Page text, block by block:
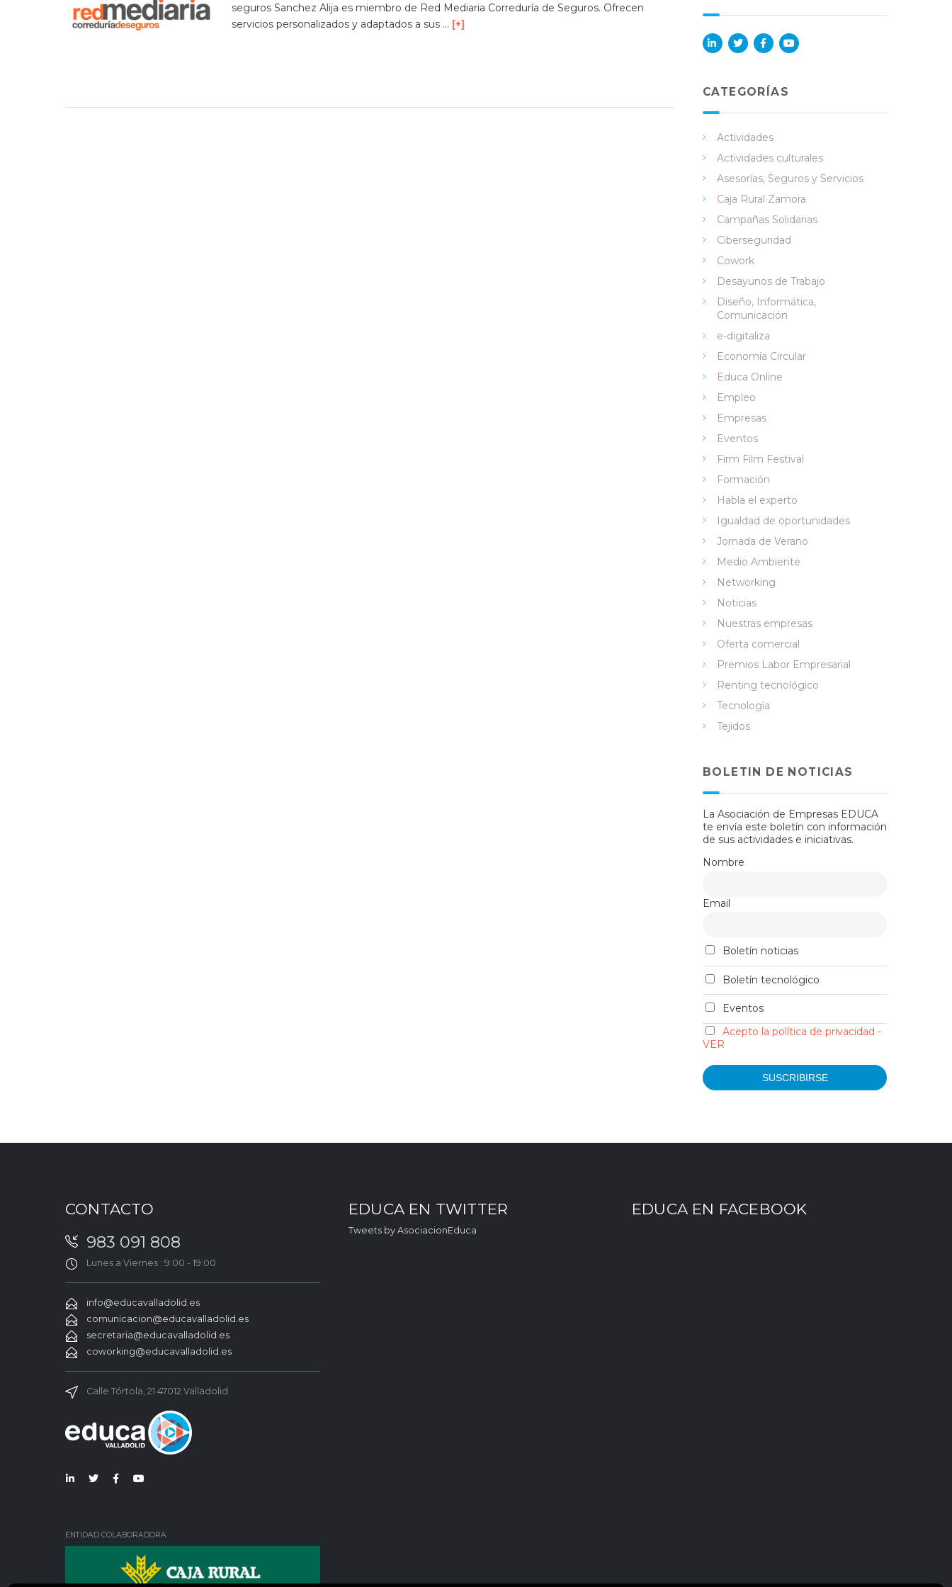
seguros Sanchez Alija es miembro de Red Mediaria Correduría de Seguros. Ofrecen
servicios personalizados y adaptados a sus … [+]
in
ok
e
CATEGORÍAS
Actividades
Actividades culturales
Asesorías, Seguros y Servicios
Caja Rural Zamora
Campañas Solidarias
Ciberseguridad
Cowork
Desayunos de Trabajo
Diseño, Informática,
Comunicación
e-digitaliza
Economía Circular
Educa Online
Empleo
Empresas
Eventos
Firm Film Festival
Formación
Habla el experto
Igualdad de oportunidades
Jornada de Verano
Medio Ambiente
Networking
Noticias
Nuestras empresas
Oferta comercial
Premios Labor Empresarial
Renting tecnológico
Tecnología
Tejidos
BOLETIN DE NOTICIAS
La Asociación de Empresas EDUCA
te envía este boletín con información
de sus actividades e iniciativas.
Nombre
Email
Boletín noticias
Boletín tecnológico
Eventos
Acepto la política de privacidad -
VER
CONTACTO
983 091 808
Lunes a Viernes : 9:00 - 19:00
info@educavalladolid.es
comunicacion@educavalladolid.es
secretaria@educavalladolid.es
coworking@educavalladolid.es
Calle Tórtola, 21 47012 Valladolid
ENTIDAD COLABORADORA
EDUCA EN TWITTER
Tweets by AsociacionEduca
EDUCA EN FACEBOOK